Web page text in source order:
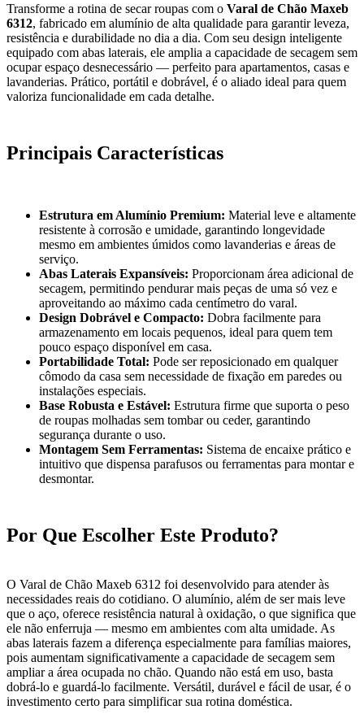
Transforme a rotina de secar roupas com o Varal de Chão Maxeb
6312, fabricado em alumínio de alta qualidade para garantir leveza,
resistência e durabilidade no dia a dia. Com seu design inteligente
equipado com abas laterais, ele amplia a capacidade de secagem sem
ocupar espaço desnecessário — perfeito para apartamentos, casas e
lavanderias. Prático, portátil e dobrável, é o aliado ideal para quem
valoriza funcionalidade em cada detalhe.
Principais Características
Estrutura em Alumínio Premium: Material leve e altamente
resistente à corrosão e umidade, garantindo longevidade
mesmo em ambientes úmidos como lavanderias e áreas de
serviço.
Abas Laterais Expansíveis: Proporcionam área adicional de
secagem, permitindo pendurar mais peças de uma só vez e
aproveitando ao máximo cada centímetro do varal.
Design Dobrável e Compacto: Dobra facilmente para
armazenamento em locais pequenos, ideal para quem tem
pouco espaço disponível em casa.
Portabilidade Total: Pode ser reposicionado em qualquer
cômodo da casa sem necessidade de fixação em paredes ou
instalações especiais.
Base Robusta e Estável: Estrutura firme que suporta o peso
de roupas molhadas sem tombar ou ceder, garantindo
segurança durante o uso.
Montagem Sem Ferramentas: Sistema de encaixe prático e
intuitivo que dispensa parafusos ou ferramentas para montar e
desmontar.
Por Que Escolher Este Produto?
O Varal de Chão Maxeb 6312 foi desenvolvido para atender às
necessidades reais do cotidiano. O alumínio, além de ser mais leve
que o aço, oferece resistência natural à oxidação, o que significa que
ele não enferruja — mesmo em ambientes com alta umidade. As
abas laterais fazem a diferença especialmente para famílias maiores,
pois aumentam significativamente a capacidade de secagem sem
ampliar a área ocupada no chão. Quando não está em uso, basta
dobrá-lo e guardá-lo facilmente. Versátil, durável e fácil de usar, é o
investimento certo para simplificar sua rotina doméstica.